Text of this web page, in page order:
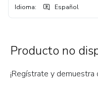
Idioma: Español
Producto no
¡Regístrate y